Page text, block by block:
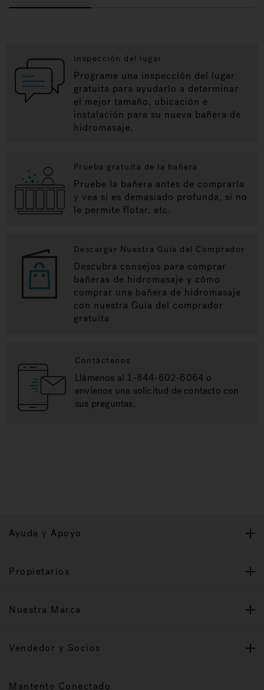
Inspección del lugar
Programe una inspección del lugar
gratuita para ayudarlo a determinar
el mejor tamaño, ubicación e
instalación para su nueva bañera de
hidromasaje.
Prueba gratuita de la bañera
Pruebe la bañera antes de comprarla
y vea si es demasiado profunda, si no
le permite flotar, etc.
Descargar Nuestra Guía del Comprador
Descubra consejos para comprar
bañeras de hidromasaje y cómo
comprar una bañera de hidromasaje
con nuestra Guía del comprador
gratuita
Contáctenos
Llámenos al 1-844-602-6064 o
envíenos una solicitud de contacto con
sus preguntas.
Ayuda y Apoyo
Propietarios
Nuestra Marca
Vendedor y Socios
Mantente Conectado